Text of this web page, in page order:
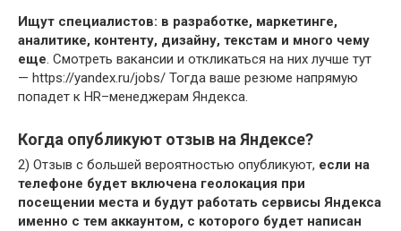
Ищут специалистов: в разработке, маркетинге,
аналитике, контенту, дизайну, текстам и много чему
еще. Смотреть вакансии и откликаться на них лучше тут
— https://yandex.ru/jobs/ Тогда ваше резюме напрямую
попадет к HR–менеджерам Яндекса.
Когда опубликуют отзыв на Яндексе?
2) Отзыв с большей вероятностью опубликуют, если на
телефоне будет включена геолокация при
посещении места и будут работать сервисы Яндекса
именно с тем аккаунтом, с которого будет написан